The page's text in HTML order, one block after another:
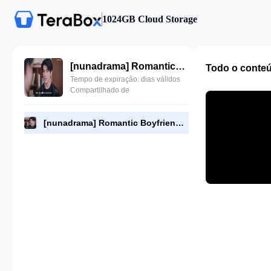
1024GB Cloud Storage
[nunadrama] Romantic Boyfriend Episode 10.480p.mp4
Tempo de expiração: dias válidos
Compartilhado de
[nunadrama] Romantic Boyfriend Episode 10.480p.mp4
Todo o